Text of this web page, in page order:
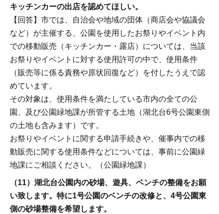
キッチンカーの出店を認めてほしい。
【回答】市では、自治会や地域の団体（商店会や協議会
など）が主催する、公園を使用したお祭りやイベント内
での移動販売（キッチンカー・露店）については、当該
お祭りやイベントに対する使用許可の中で、使用条件
（販売等に係る責務や原状回復など）を付したうえで認
めています。
その対象は、使用条件を満たしている市内の全ての公
園、及び公園緑地課が所管する土地（湖北台6号公園東側
の土地も含みます）です。
お祭りやイベントに関する申請手続きや、催事内での移
動販売に関する使用条件などについては、事前に公園緑
地課にご相談ください。（公園緑地課）
（11）湖北台公園内の砂場、遊具、ベンチの整備をお願
い致します。特に1号公園のベンチの改修と、4号公園東
側の砂場整備を希望します。